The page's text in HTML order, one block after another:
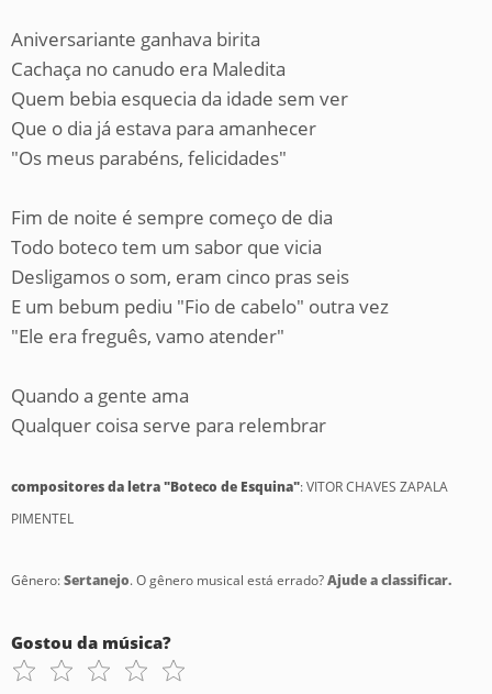
Aniversariante ganhava birita
Cachaça no canudo era Maledita
Quem bebia esquecia da idade sem ver
Que o dia já estava para amanhecer
"Os meus parabéns, felicidades"
Fim de noite é sempre começo de dia
Todo boteco tem um sabor que vicia
Desligamos o som, eram cinco pras seis
E um bebum pediu "Fio de cabelo" outra vez
"Ele era freguês, vamo atender"
Quando a gente ama
Qualquer coisa serve para relembrar
compositores da letra "Boteco de Esquina": VITOR CHAVES ZAPALA
PIMENTEL
Gênero:Sertanejo. O gênero musical está errado?Ajude a classificar.
Gostou da música?